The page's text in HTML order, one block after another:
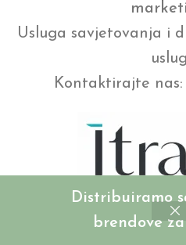
Distribuiramo
brendove
Usluga savjetovanja i
Kontaktirajte nas: